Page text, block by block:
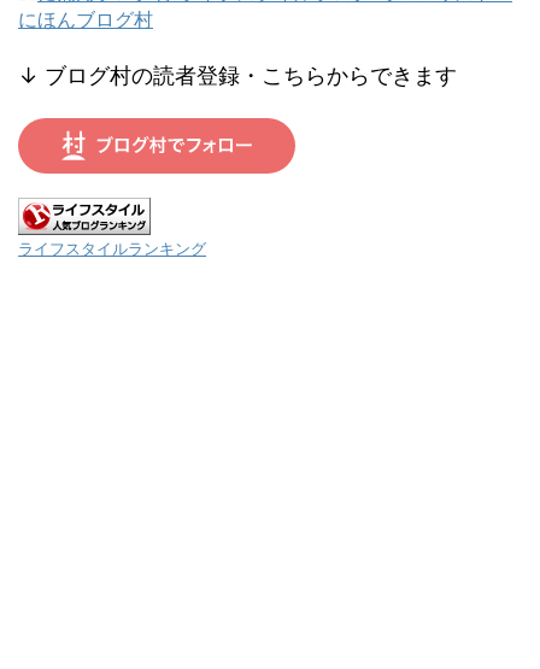
にほんブログ村
↓ ブログ村の読者登録・こちらからできます
ライフスタイルランキング